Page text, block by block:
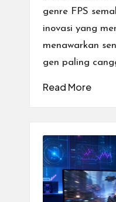
ik
g
a
genre FPS
inovasi yang
menawarkan
gen paling
Read More